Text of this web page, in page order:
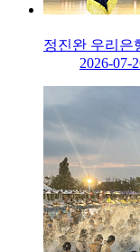
정진완 우리은
2026-07-